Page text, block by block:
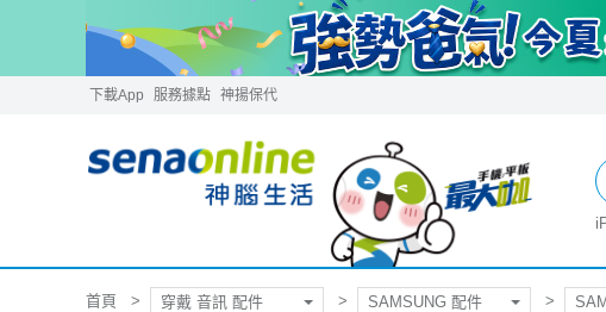
下載App 服務據點 神揚保代
首頁 穿戴 音訊 配件 SAMSUNG 配件